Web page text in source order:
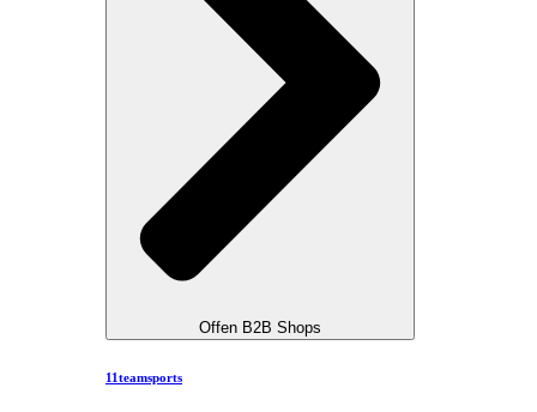
Offen B2B Shops
11teamsports